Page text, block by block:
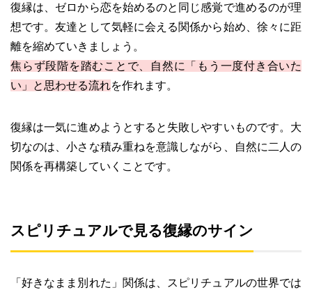
復縁は、ゼロから恋を始めるのと同じ感覚で進めるのが理
想です。友達として気軽に会える関係から始め、徐々に距
離を縮めていきましょう。
焦らず段階を踏むことで、自然に「もう一度付き合いた
い」と思わせる流れを作れます。
復縁は一気に進めようとすると失敗しやすいものです。大
切なのは、小さな積み重ねを意識しながら、自然に二人の
関係を再構築していくことです。
スピリチュアルで見る復縁のサイン
「好きなまま別れた」関係は、スピリチュアルの世界では